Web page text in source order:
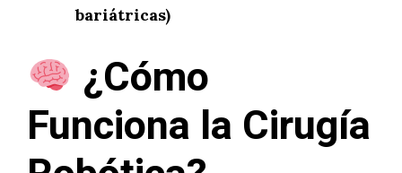
bariátricas)
¿Cómo
Funciona la Cirugía